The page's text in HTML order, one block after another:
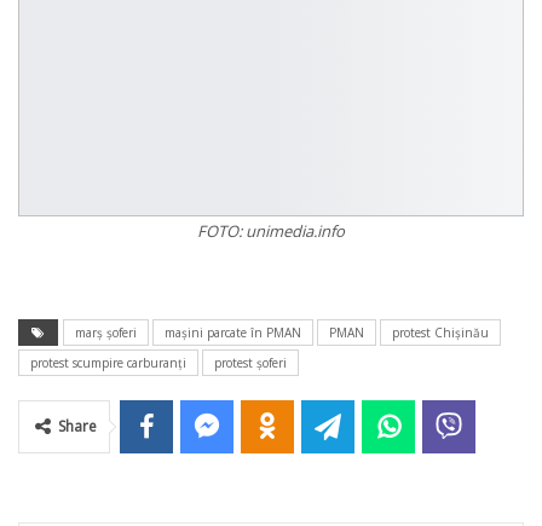
FOTO: unimedia.info
marş şoferi maşini parcate în PMAN PMAN
protest Chişinău
protest scumpire carburanţi
protest şoferi
Share